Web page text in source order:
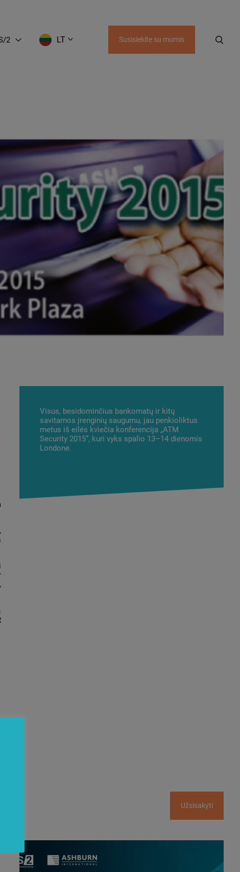
2 LT Susisiekite su mumis
Visus, besidominčius bankomatų ir kitų
savitarnos įrenginių saugumu, jau penkioliktus
metus iš eilės kviečia konferencija „ATM
Security 2015“, kuri vyks spalio 13–14 dienomis
Londone.
Užsisakyti